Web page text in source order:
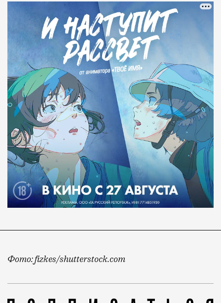
Фото: fizkes/shutterstock.com
Ну а как иначе, если хорошо устроиться в Москве